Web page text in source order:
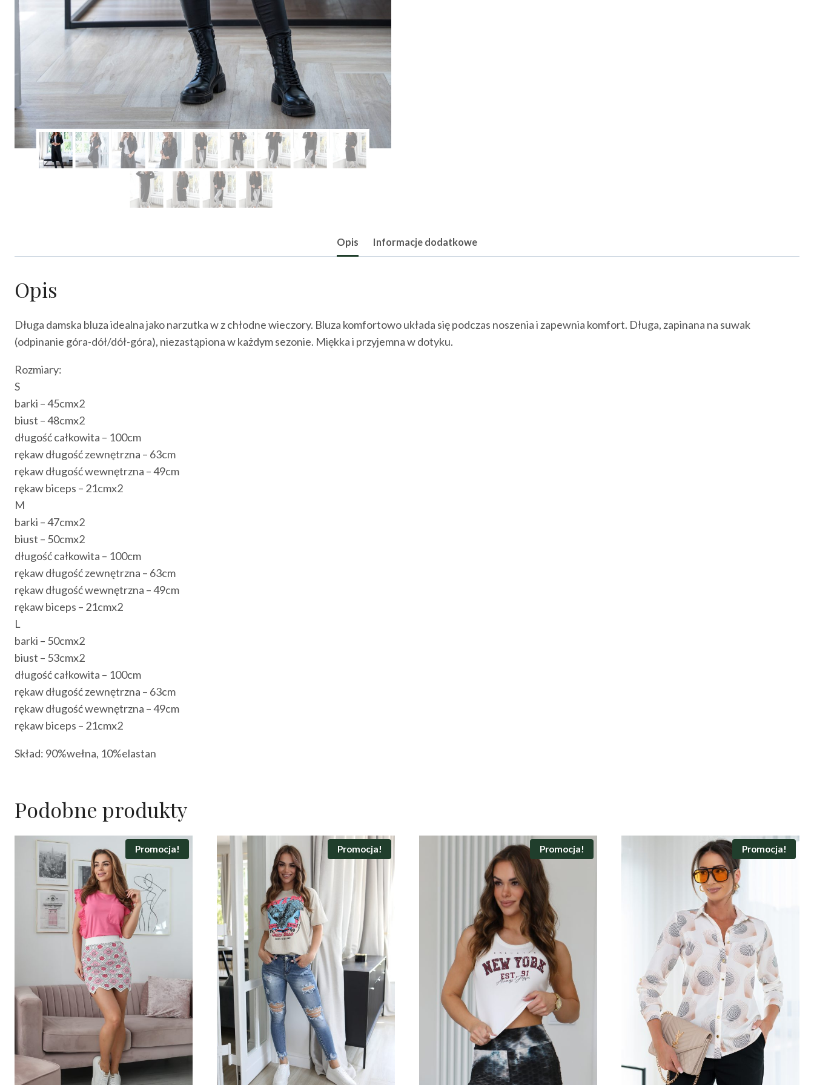
Opis Informacje dodatkowe
Opis
Długa damska bluza idealna jako narzutka w z chłodne wieczory. Bluza komfortowo układa się podczas noszenia i zapewnia komfort. Długa, zapinana na suwak
(odpinanie góra-dół/dół-góra), niezastąpiona w każdym sezonie. Miękka i przyjemna w dotyku.
Rozmiary:
S
barki – 45cmx2
biust – 48cmx2
długość całkowita – 100cm
rękaw długość zewnętrzna – 63cm
rękaw długość wewnętrzna – 49cm
rękaw biceps – 21cmx2
M
barki – 47cmx2
biust – 50cmx2
długość całkowita – 100cm
rękaw długość zewnętrzna – 63cm
rękaw długość wewnętrzna – 49cm
rękaw biceps – 21cmx2
L
barki – 50cmx2
biust – 53cmx2
długość całkowita – 100cm
rękaw długość zewnętrzna – 63cm
rękaw długość wewnętrzna – 49cm
rękaw biceps – 21cmx2
Skład: 90%wełna, 10%elastan
Podobne produkty
Promocja! Promocja! Promocja! Promocja!